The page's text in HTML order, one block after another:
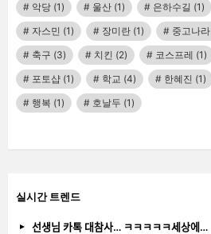
악당 (1) 울산 (1) 은하수길 (1)
자스민 (1) 장미란 (1) 중고나라
축구 (3) 치킨 (2) 코스프레 (1)
포토샵 (1) 학교 (4) 한혜진 (1)
행복 (1) 호날두 (1)
실시간 트렌드
선생님 카톡 대참사… ㅋㅋㅋㅋㅋ세상에…